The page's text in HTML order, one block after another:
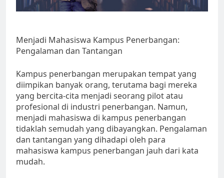
Menjadi Mahasiswa Kampus Penerbangan:
Pengalaman dan Tantangan
Kampus penerbangan merupakan tempat yang
diimpikan banyak orang, terutama bagi mereka
yang bercita-cita menjadi seorang pilot atau
profesional di industri penerbangan. Namun,
menjadi mahasiswa di kampus penerbangan
tidaklah semudah yang dibayangkan. Pengalaman
dan tantangan yang dihadapi oleh para
mahasiswa kampus penerbangan jauh dari kata
mudah.